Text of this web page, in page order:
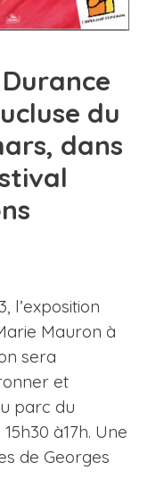
Durance
du
dans
l’exposition
Mauron à
sera
et
parc du
à17h. Une
de Georges